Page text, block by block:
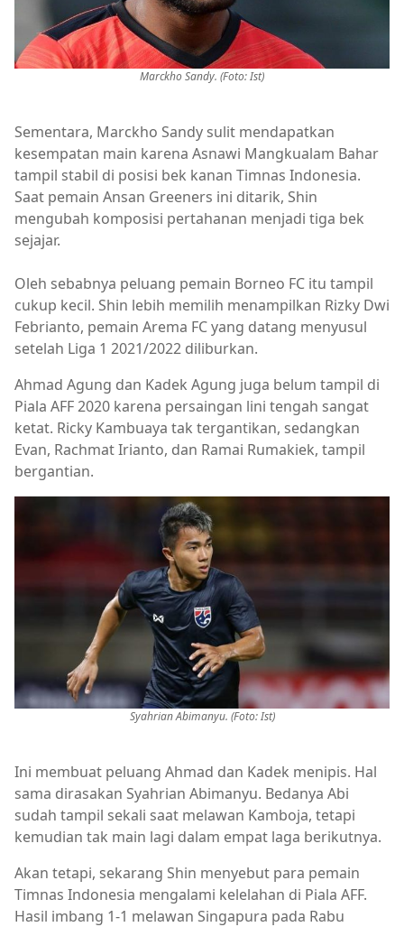
Marckho Sandy. (Foto: Ist)
Sementara, Marckho Sandy sulit mendapatkan
kesempatan main karena Asnawi Mangkualam Bahar
tampil stabil di posisi bek kanan Timnas Indonesia.
Saat pemain Ansan Greeners ini ditarik, Shin
mengubah komposisi pertahanan menjadi tiga bek
sejajar.
Oleh sebabnya peluang pemain Borneo FC itu tampil
cukup kecil. Shin lebih memilih menampilkan Rizky Dwi
Febrianto, pemain Arema FC yang datang menyusul
setelah Liga 1 2021/2022 diliburkan.
Ahmad Agung dan Kadek Agung juga belum tampil di
Piala AFF 2020 karena persaingan lini tengah sangat
ketat. Ricky Kambuaya tak tergantikan, sedangkan
Evan, Rachmat Irianto, dan Ramai Rumakiek, tampil
bergantian.
Syahrian Abimanyu. (Foto: Ist)
Ini membuat peluang Ahmad dan Kadek menipis. Hal
sama dirasakan Syahrian Abimanyu. Bedanya Abi
sudah tampil sekali saat melawan Kamboja, tetapi
kemudian tak main lagi dalam empat laga berikutnya.
Akan tetapi, sekarang Shin menyebut para pemain
Timnas Indonesia mengalami kelelahan di Piala AFF.
Hasil imbang 1-1 melawan Singapura pada Rabu